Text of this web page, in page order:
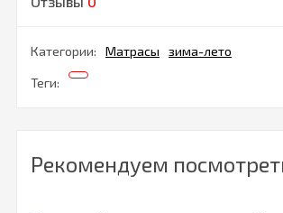
Категории: Матрасы зима-лето
Теги:
Рекомендуем